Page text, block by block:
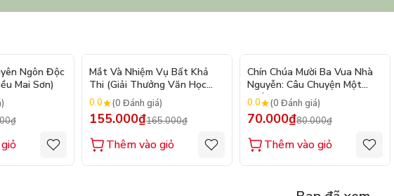
- 20%
Ngôn Độc
Mai Sơn)
- 6%
Mắt Và Nhiệm Vụ Bất Khả
Thi (Giải Thưởng Văn Học
Newbery Medal 2024)
0.0 (0 Đánh giá)
155.000₫165.000₫
Thêm vào giỏ
- 12%
Chín Chúa Mười Ba Vua Nhà
Nguyễn: Câu Chuyện Một
Triều Đại
0.0 (0 Đánh giá)
70.000₫80.000₫
Thêm vào giỏ